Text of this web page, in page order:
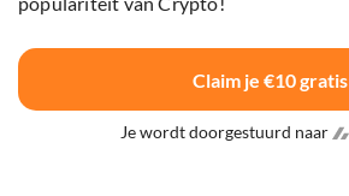
Claim je €10 gratis
Je wordt doorgestuurd naar